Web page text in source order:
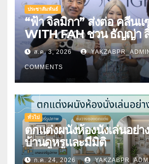
ประชาสัมพันธ์
“ฟ้า จิลมิกา” ส่งต่อ คลีนแ
WITH FAH ชวน ธัญญ่า
อาหารคลีนสุดพรีเมียม
ส.ค. 3, 2026
COMMENTS
ทั่วไป
ตกแต่งผนังห้องนั่งเล่นอย่า
บ้านดูหรูและมีมิติ
ก.ค. 24, 2026